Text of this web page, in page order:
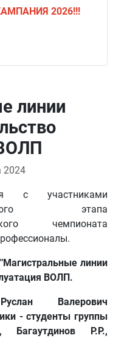
2026!!!
линии
2024
с участниками
этапа
чемпионата
"Магистральные линии
ВОЛП.
Руслан Валерович
- студенты группы
Р.Р.,